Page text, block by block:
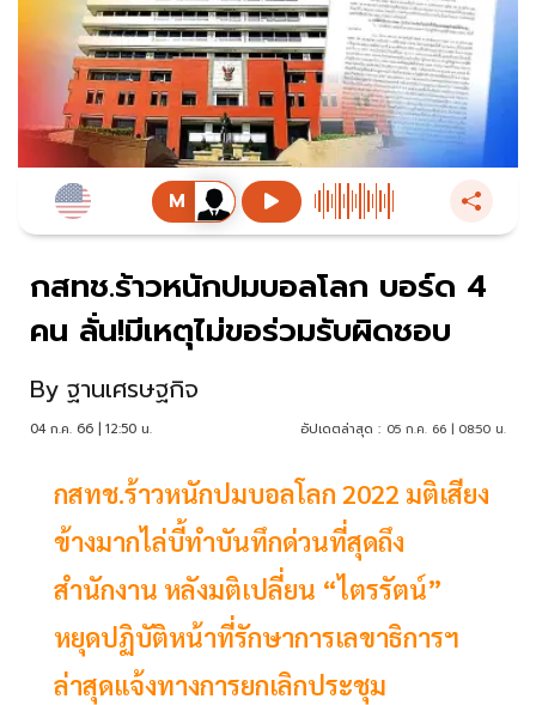
กสทช.ร้าวหนักปมบอลโลก บอร์ด 4
คน ลั่น!มีเหตุไม่ขอร่วมรับผิดชอบ
By ฐานเศรษฐกิจ
04 ก.ค. 66 | 12:50 น. อัปเดตล่าสุด : 05 ก.ค. 66 | 08:50 น.
กสทช.ร้าวหนักปมบอลโลก 2022 มติเสียง
ข้างมากไล่บี้ทำบันทึกด่วนที่สุดถึง
สำนักงาน หลังมติเปลี่ยน “ไตรรัตน์”
หยุดปฏิบัติหน้าที่รักษาการเลขาธิการฯ
ล่าสุดแจ้งทางการยกเลิกประชุม